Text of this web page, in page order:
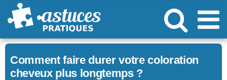
Passer
au
Comment faire durer votre coloration
cheveux plus longtemps ?